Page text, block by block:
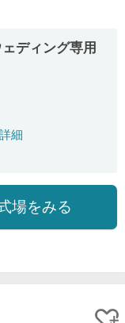
ディング専用
細
場をみる